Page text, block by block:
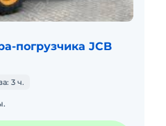
погрузчика JCB
3 ч.